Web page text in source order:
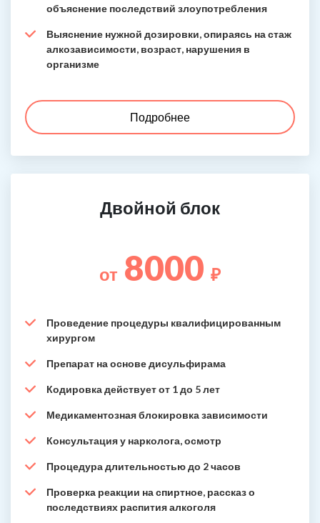
объяснение последствий злоупотребления
Выяснение нужной дозировки, опираясь на стаж
алкозависимости, возраст, нарушения в
организме
Подробнее
Двойной блок
от 8000 ₽
Проведение процедуры квалифицированным
хирургом
Препарат на основе дисульфирама
Кодировка действует от 1 до 5 лет
Медикаментозная блокировка зависимости
Консультация у нарколога, осмотр
Процедура длительностью до 2 часов
Проверка реакции на спиртное, рассказ о
последствиях распития алкоголя